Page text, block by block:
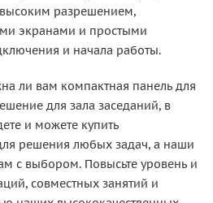
разрешением,
экранами и простыми
и начала работы.
ли вам компактная панель для
для зала заседаний, в
и можете купить
решения любых задач, а наши
с выбором. Повысьте уровень и
совместных занятий и